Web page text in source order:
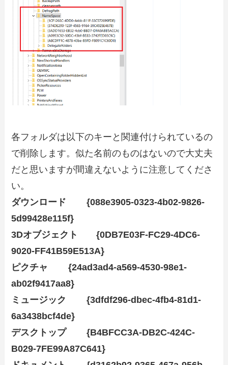
各フォルダは以下のキーと関連付けられているの
で削除します。似た名前のものはないので大丈夫
だと思いますが間違えないように注意してくださ
い。
ダウンロード {088e3905-0323-4b02-9826-
5d99428e115f}
3Dオブジェクト {0DB7E03F-FC29-4DC6-
9020-FF41B59E513A}
ピクチャ {24ad3ad4-a569-4530-98e1-
ab02f9417aa8}
ミュージック {3dfdf296-dbec-4fb4-81d1-
6a3438bcf4de}
デスクトップ {B4BFCC3A-DB2C-424C-
B029-7FE99A87C641}